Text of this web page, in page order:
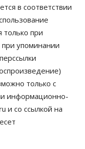
области
ситуацию с
в соответствии
только при
упоминании
только с
информационно-
и со ссылкой на